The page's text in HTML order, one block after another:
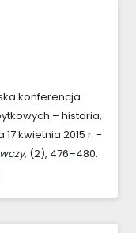
konferencja
– historia,
kwietnia 2015 r. -
, (2), 476–480.